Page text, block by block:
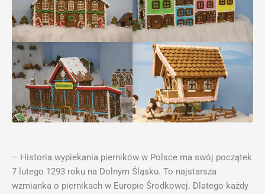
– Historia wypiekania pierników w Polsce ma swój początek
7 lutego 1293 roku na Dolnym Śląsku. To najstarsza
wzmianka o piernikach w Europie Środkowej. Dlatego każdy